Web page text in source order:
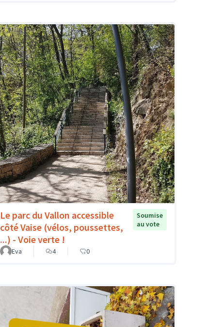
Le parc du Vallon accessible
côté Vaise (vélos, poussettes,
...) - Voie verte !
Soumise
au vote
Eva 4 0